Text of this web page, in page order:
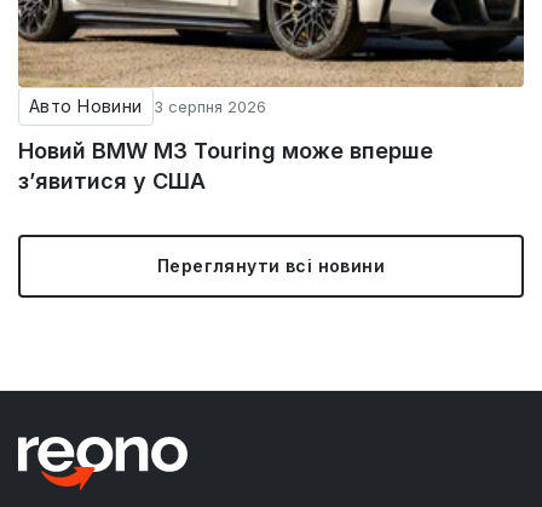
Авто Новини 3 серпня 2026
Новий BMW M3 Touring може вперше
з’явитися у США
Переглянути всі новини